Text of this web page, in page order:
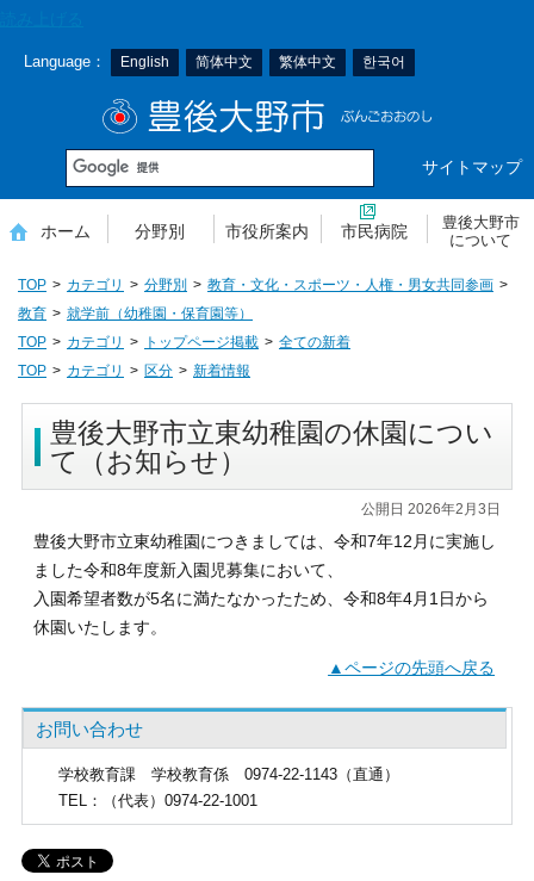
Language： English 简体中文 繁体中文 한국어
サイトマップ
ホーム 分野別 市役所案内 市民病院
豊後大野市
について
TOP カテゴリ 分野別
教育・文化・スポーツ・人権・男女共同参画
教育
就学前（幼稚園・保育園等）
TOP
カテゴリ トップページ掲載
全ての新着
TOP
カテゴリ 区分 新着情報
豊後大野市立東幼稚園の休園につい
て（お知らせ）
公開日 2026年2月3日
豊後大野市立東幼稚園につきましては、令和7年12月に実施し
ました令和8年度新入園児募集において、
入園希望者数が5名に満たなかったため、令和8年4月1日から
休園いたします。
▲ページの先頭へ戻る
お問い合わせ
学校教育課
学校教育係 0974-22-1143（直通）
TEL ：（代表）0974-22-1001